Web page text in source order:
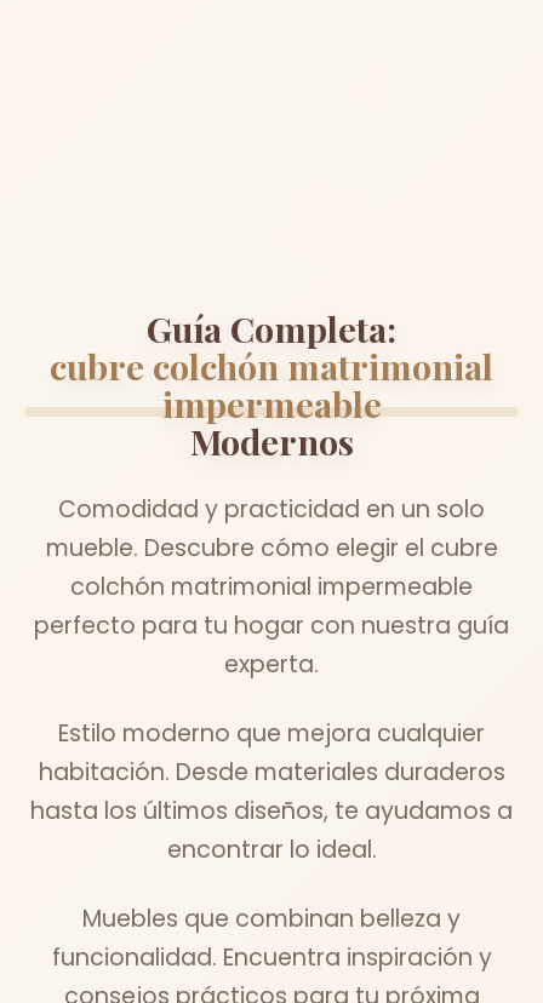
Guía Completa:
cubre colchón matrimonial
impermeable
Modernos
Comodidad y practicidad en un solo
mueble. Descubre cómo elegir el cubre
colchón matrimonial impermeable
perfecto para tu hogar con nuestra guía
experta.
Estilo moderno que mejora cualquier
habitación. Desde materiales duraderos
hasta los últimos diseños, te ayudamos a
encontrar lo ideal.
Muebles que combinan belleza y
funcionalidad. Encuentra inspiración y